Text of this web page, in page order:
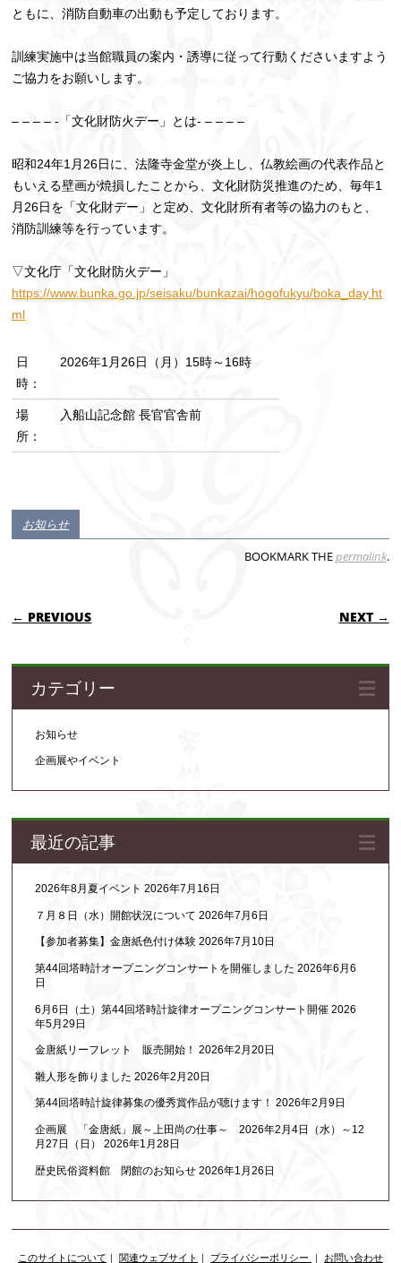
ともに、消防自動車の出動も予定しております。
訓練実施中は当館職員の案内・誘導に従って行動くださいますよう
ご協力をお願いします。
– – – – -「文化財防火デー」とは- – – – –
昭和24年1月26日に、法隆寺金堂が炎上し、仏教絵画の代表作品と
もいえる壁画が焼損したことから、文化財防災推進のため、毎年1
月26日を「文化財デー」と定め、文化財所有者等の協力のもと、
消防訓練等を行っています。
▽文化庁「文化財防火デー」
https://www.bunka.go.jp/seisaku/bunkazai/hogofukyu/boka_day.ht
ml
日
時：
2026年1月26日（月）15時～16時
場
所：
入船山記念館 長官官舎前
お知らせ
BOOKMARK THEpermalink.
POST NAVIGATION
← PREVIOUS NEXT →
カテゴリー
お知らせ
企画展やイベント
最近の記事
2026年8月夏イベント 2026年7月16日
７月８日（水）開館状況について 2026年7月6日
【参加者募集】金唐紙色付け体験 2026年7月10日
第44回塔時計オープニングコンサートを開催しました 2026年6月6
日
6月6日（土）第44回塔時計旋律オープニングコンサート開催 2026
年5月29日
金唐紙リーフレット 販売開始！ 2026年2月20日
雛人形を飾りました 2026年2月20日
第44回塔時計旋律募集の優秀賞作品が聴けます！ 2026年2月9日
企画展 「金唐紙」展～上田尚の仕事～ 2026年2月4日（水）～12
月27日（日）
2026年1月28日
歴史民俗資料館 閉館のお知らせ 2026年1月26日
このサイトについて ｜ 関連ウェブサイト ｜ プライバシーポリシー ｜ お問い合わせ